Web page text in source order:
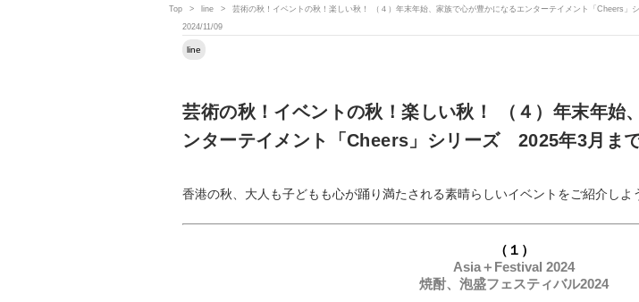
Top > line >
芸術の秋！イベントの秋！楽しい秋！ （４）年末年始、家族で心が豊かになるエンターテイメント「Cheers
2024/11/09
line
芸術の秋！イベントの秋！楽しい秋！ （４）年末年始
ンターテイメント「Cheers」シリーズ 2025年3月ま
香港の秋、大人も子どもも心が踊り満たされる素晴らしいイベントをご紹介しよ
（１）
Asia＋Festival 2024
焼酎、泡盛フェスティバル2024